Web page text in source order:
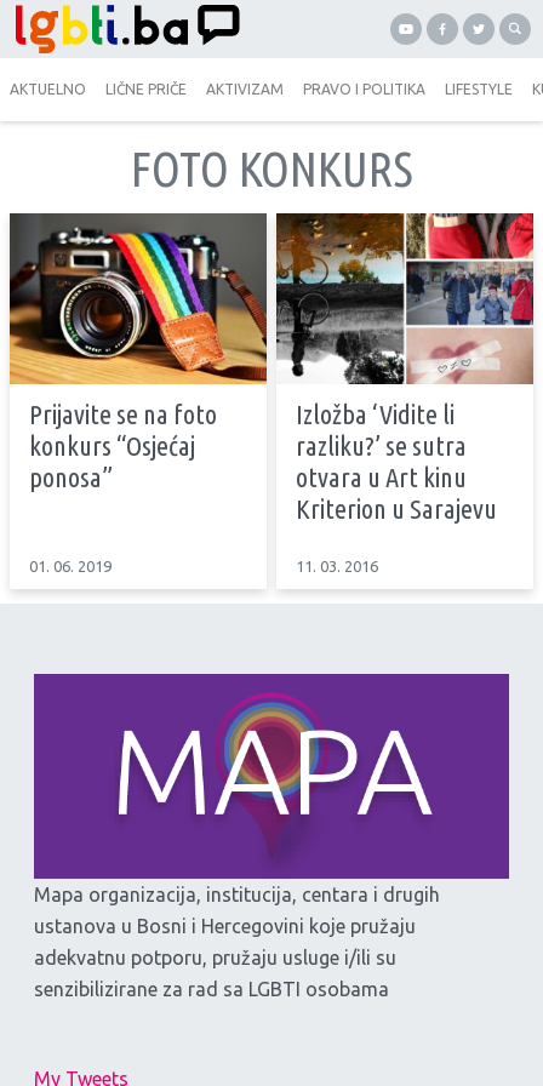
AKTUELNO LIČNE PRIČE AKTIVIZAM PRAVO I POLITIKA LIFESTYLE
FOTO KONKURS
Prijavite se na foto
konkurs “Osjećaj
ponosa”
01. 06. 2019
Izložba ‘Vidite li
razliku?’ se sutra
otvara u Art kinu
Kriterion u Sarajevu
11. 03. 2016
Mapa organizacija, institucija, centara i drugih
ustanova u Bosni i Hercegovini koje pružaju
adekvatnu potporu, pružaju usluge i/ili su
senzibilizirane za rad sa LGBTI osobama
My Tweets